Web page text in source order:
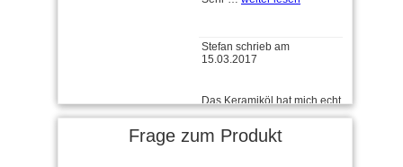
hats sehr …weiter lesen
Frage zum Produkt